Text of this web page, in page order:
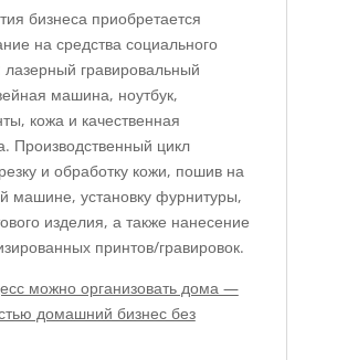
бизнеса приобретается
на средства социального
лазерный гравировальный
машина, ноутбук,
кожа и качественная
Производственный цикл
и обработку кожи, пошив на
машине, установку фурнитуры,
изделия, а также нанесение
принтов/гравировок.
можно организовать дома —
домашний бизнес без